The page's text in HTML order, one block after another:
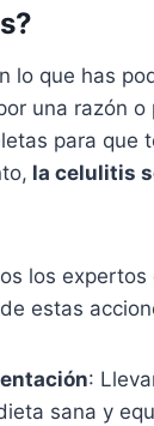
lo que has
una razón o
para que
la celulitis
los expertos
estas
:
sana y